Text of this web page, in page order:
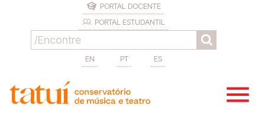
PORTAL DOCENTE
PORTAL ESTUDANTIL
EN PT ES